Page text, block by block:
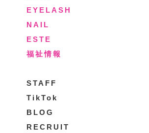
EYELASH
NAIL
ESTE
福祉情報
STAFF
TikTok
BLOG
RECRUIT